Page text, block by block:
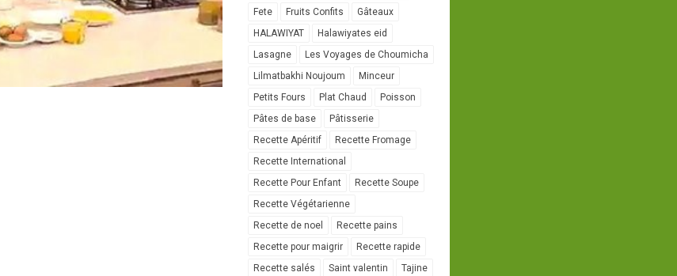
Fete
Fruits Confits
Gâteaux
HALAWIYAT
Halawiyates eid
Lasagne
Les Voyages de Choumicha
Lilmatbakhi Noujoum
Minceur
Petits Fours
Plat Chaud
Poisson
Pâtes de base
Pâtisserie
Recette Apéritif
Recette Fromage
Recette International
Recette Pour Enfant
Recette Soupe
Recette Végétarienne
Recette de noel
Recette pains
Recette pour maigrir
Recette rapide
Recette salés
Saint valentin
Tajine